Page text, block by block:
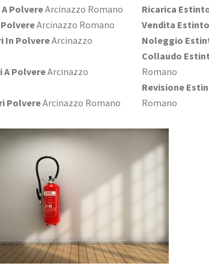
PolvereArcinazzo Romano
Arcinazzo Romano
In PolvereArcinazzo
PolvereArcinazzo
PolvereArcinazzo Romano
Ricarica
Vendita
Noleggio
Collaudo
Romano
Revisione
Romano